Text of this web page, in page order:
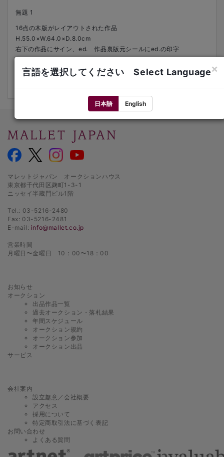
無題 1
16点の木版がレイアウトされた作品
H.55.0×W.64.0×D.8.0cm
右下の作品にサイン、ed. 作品裏版元シールにed.の印字
2021年
ed.38/80
マレットジャパン オークションハウス
東京都千代田区麹町1-3-1
ニッセイ半蔵門ビル1階
Tel.: 03-5216-2480
Fax: 03-5216-2481
E-mail: info@mallet.co.jp
営業時間
月曜日〜金曜日 10：00〜18：00
お知らせ
オークション
出品作品一覧
過去オークション・落札結果
年間スケジュール
オークション規約
オークション参加
オークション出品
サービス
会社案内
設立趣意／会社概要
アクセス
採用について
特定商取引法に基づく表記
お問い合わせ
よくある質問
言語を選択してください Select Language×
日本語 English